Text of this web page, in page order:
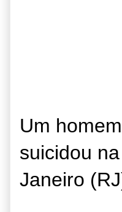
Um
suicidou
Janeiro